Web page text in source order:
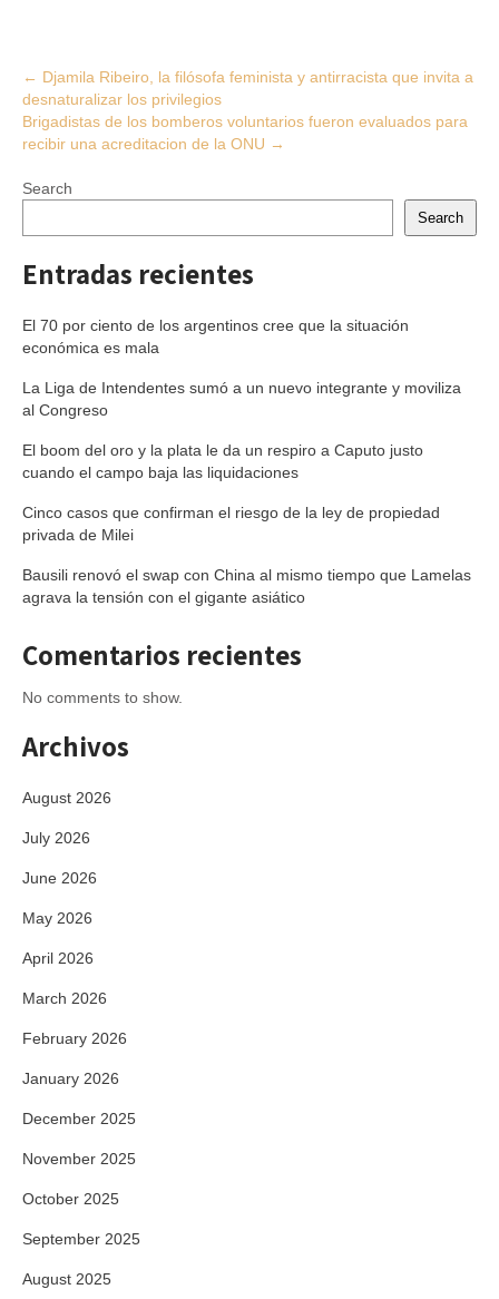
Post
navigation
← Djamila Ribeiro, la filósofa feminista y antirracista que invita a
desnaturalizar los privilegios
Brigadistas de los bomberos voluntarios fueron evaluados para
recibir una acreditacion de la ONU →
Search
Search
Entradas recientes
El 70 por ciento de los argentinos cree que la situación
económica es mala
La Liga de Intendentes sumó a un nuevo integrante y moviliza
al Congreso
El boom del oro y la plata le da un respiro a Caputo justo
cuando el campo baja las liquidaciones
Cinco casos que confirman el riesgo de la ley de propiedad
privada de Milei
Bausili renovó el swap con China al mismo tiempo que Lamelas
agrava la tensión con el gigante asiático
Comentarios recientes
No comments to show.
Archivos
August 2026
July 2026
June 2026
May 2026
April 2026
March 2026
February 2026
January 2026
December 2025
November 2025
October 2025
September 2025
August 2025